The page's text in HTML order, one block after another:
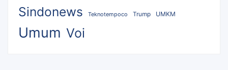
Sindonews Teknotempoco Trump UMKM
Umum Voi